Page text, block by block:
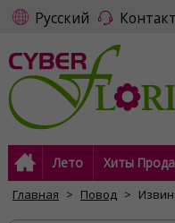
Русский
Лето Хиты
Главная Повод